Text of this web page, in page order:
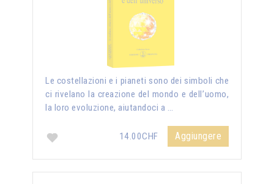
Le costellazioni e i pianeti sono dei simboli che
ci rivelano la creazione del mondo e dell’uomo,
la loro evoluzione, aiutandoci a …
14.00CHF Aggiungere